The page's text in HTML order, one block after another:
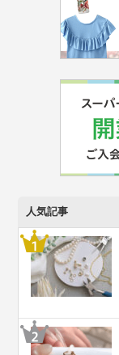
人気記事